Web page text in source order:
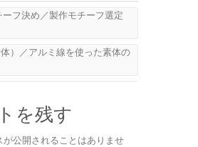
ーフ決め／製作モチーフ選定
）／アルミ線を使った素体の
を残す
が公開されることはありませ